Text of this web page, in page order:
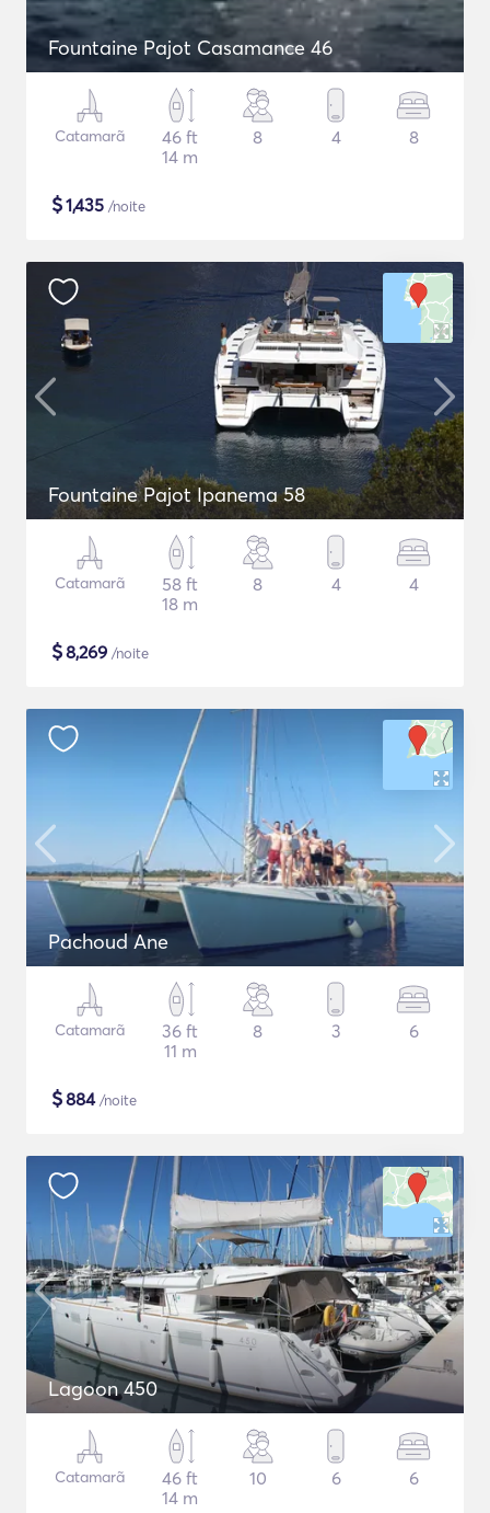
Fountaine Pajot Casamance 46
Catamarã
46 ft
14 m
8 4 8
$1,435 /noite
Fountaine Pajot Ipanema 58
Catamarã
58 ft
18 m
8 4 4
$8,269 /noite
Pachoud Ane
Catamarã
36 ft
11 m
8 3 6
$884/noite
Lagoon 450
Catamarã
46 ft
14 m
10 6 6